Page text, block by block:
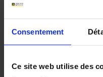
Consentement
Ce site web utilise des